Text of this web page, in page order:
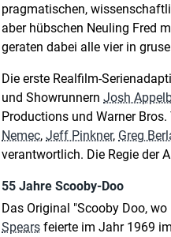
pragmatischen,
aber hübschen Neuling Fred
geraten dabei alle vier in
Die erste Realfilm-
und Showrunnern Josh
Productions und Warner
Nemec, Jeff Pinkner, Greg
verantwortlich. Die Regie der
55 Jahre Scooby-Doo
Das Original "Scooby Doo,
Spears feierte im Jahr 1969